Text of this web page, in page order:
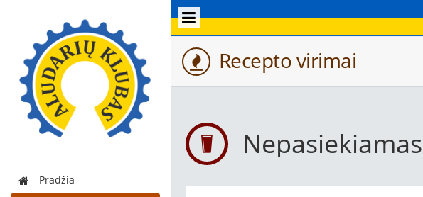
Pradžia
Recepto virimai